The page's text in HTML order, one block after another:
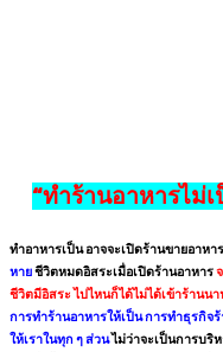
“ทำร้านอาหารไม่
ทำอาหารเป็น อาจจะเปิดร้านขายอาหา
หายชีวิตหมดอิสระเมื่อเปิดร้านอาหาร
ชีวิตมีอิสระ ไปไหนก็ได้ไม่ได้เข้าร้านน
การทำร้านอาหารให้เป็น การทำธุรกิจ
ให้เราในทุก ๆ ส่วนไม่ว่าจะเป็นการบริ